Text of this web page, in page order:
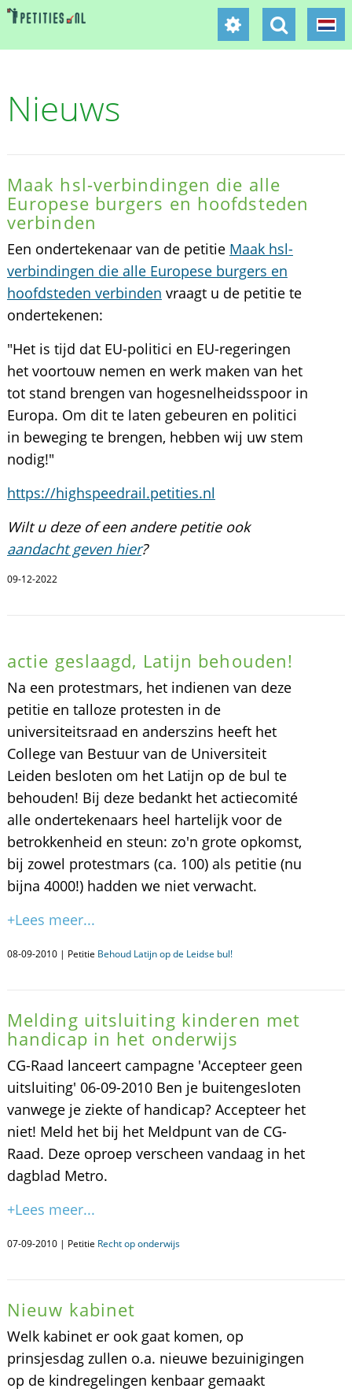
Nieuws
Maak hsl-verbindingen die alle
Europese burgers en hoofdsteden
verbinden
Een ondertekenaar van de petitie Maak hsl-
verbindingen die alle Europese burgers en
hoofdsteden verbinden vraagt u de petitie te
ondertekenen:
"Het is tijd dat EU-politici en EU-regeringen
het voortouw nemen en werk maken van het
tot stand brengen van hogesnelheidsspoor in
Europa. Om dit te laten gebeuren en politici
in beweging te brengen, hebben wij uw stem
nodig!"
https://highspeedrail.petities.nl
Wilt u deze of een andere petitie ook
aandacht geven hier?
09-12-2022
actie geslaagd, Latijn behouden!
Na een protestmars, het indienen van deze
petitie en talloze protesten in de
universiteitsraad en anderszins heeft het
College van Bestuur van de Universiteit
Leiden besloten om het Latijn op de bul te
behouden! Bij deze bedankt het actiecomité
alle ondertekenaars heel hartelijk voor de
betrokkenheid en steun: zo'n grote opkomst,
bij zowel protestmars (ca. 100) als petitie (nu
bijna 4000!) hadden we niet verwacht.
+Lees meer...
08-09-2010 | Petitie Behoud Latijn op de Leidse bul!
Melding uitsluiting kinderen met
handicap in het onderwijs
CG-Raad lanceert campagne 'Accepteer geen
uitsluiting' 06-09-2010 Ben je buitengesloten
vanwege je ziekte of handicap? Accepteer het
niet! Meld het bij het Meldpunt van de CG-
Raad. Deze oproep verscheen vandaag in het
dagblad Metro.
+Lees meer...
07-09-2010 | Petitie Recht op onderwijs
Nieuw kabinet
Welk kabinet er ook gaat komen, op
prinsjesdag zullen o.a. nieuwe bezuinigingen
op de kindregelingen kenbaar gemaakt